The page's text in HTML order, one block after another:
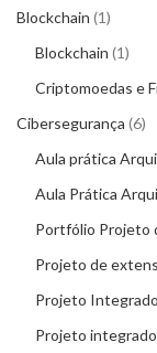
Blockchain 1
Blockchain 1
Criptomoedas e
Cibersegurança 6
Aula prática
Aula Prática
Portfólio Projeto
Projeto de
Projeto
Projeto